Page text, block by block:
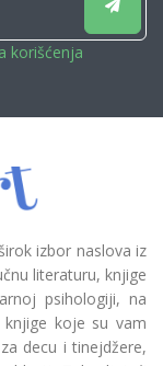
korišćenja
izbor naslova iz
literaturu, knjige
psihologiji, na
koje su vam
decu i tinejdžere,